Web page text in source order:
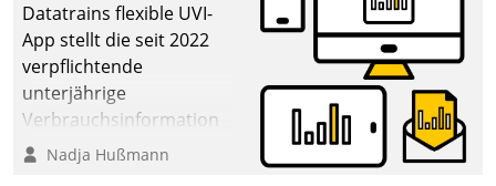
Datatrains flexible UVI-
App stellt die seit 2022
verpflichtende
unterjährige
Verbrauchsinformation
schnell, zuverlässig und
Nadja Hußmann